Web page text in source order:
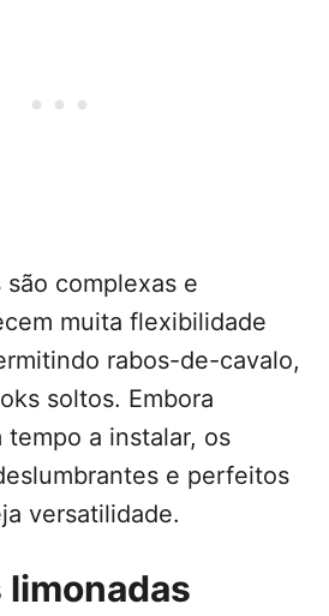
complexas e
muita flexibilidade
rabos-de-cavalo,
soltos. Embora
tempo a instalar, os
e perfeitos
versatilidade.
limonadas